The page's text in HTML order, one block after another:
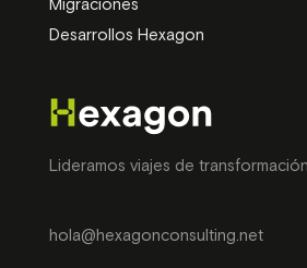
Migraciones
Desarrollos Hexagon
Lideramos viajes de
hola@hexagonconsulting.net